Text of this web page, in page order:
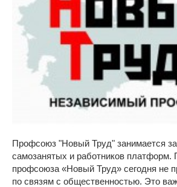
Профсоюз "Новый Труд" занимается
самозанятых и работников платформ.
профсоюза «Новый Труд» сегодня не
по связям с общественностью. Это